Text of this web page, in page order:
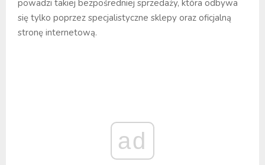
powadzi takiej bezpośredniej sprzedaży, która odbywa
się tylko poprzez specjalistyczne sklepy oraz oficjalną
stronę internetową.
ad